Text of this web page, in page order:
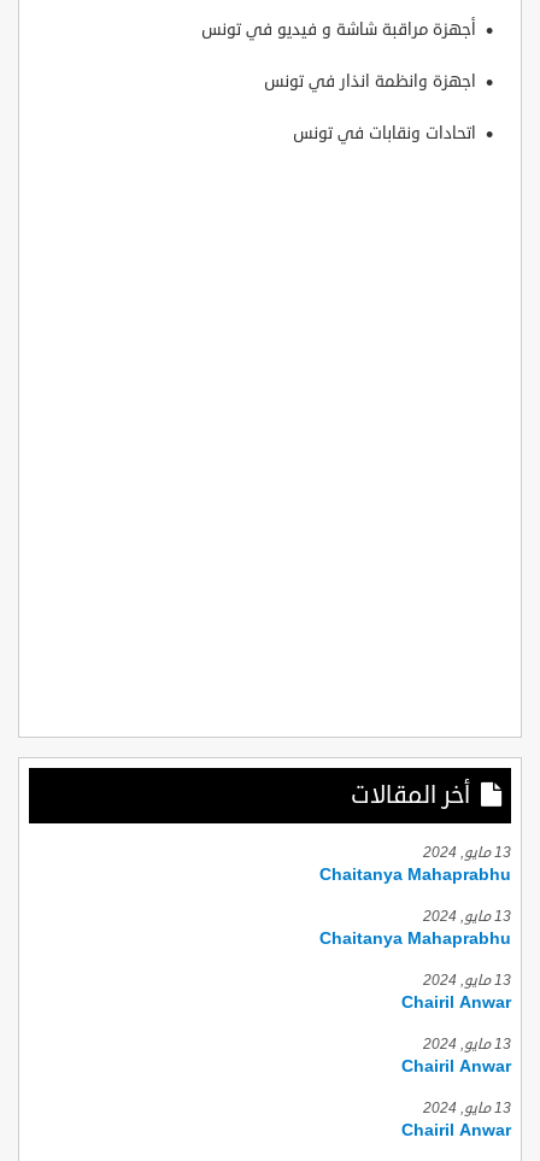
أجهزة مراقبة شاشة و فيديو في تونس
اجهزة وانظمة انذار في تونس
اتحادات ونقابات في تونس
أخر المقالات
13 مايو, 2024
Chaitanya Mahaprabhu
13 مايو, 2024
Chaitanya Mahaprabhu
13 مايو, 2024
Chairil Anwar
13 مايو, 2024
Chairil Anwar
13 مايو, 2024
Chairil Anwar